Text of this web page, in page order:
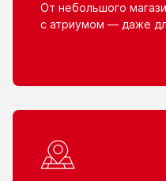
От небольшого
с атриумом — даже